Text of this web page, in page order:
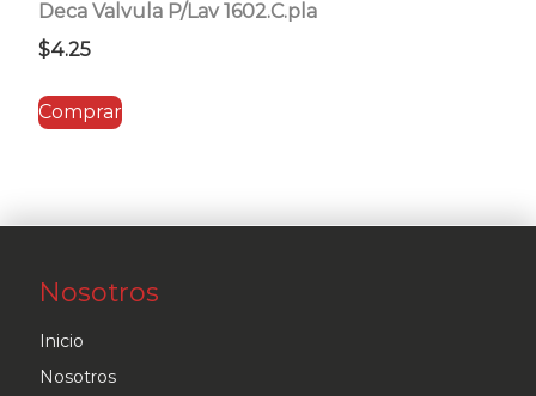
Deca Valvula P/Lav 1602.C.pla
$4.25
Comprar
Nosotros
Inicio
Nosotros